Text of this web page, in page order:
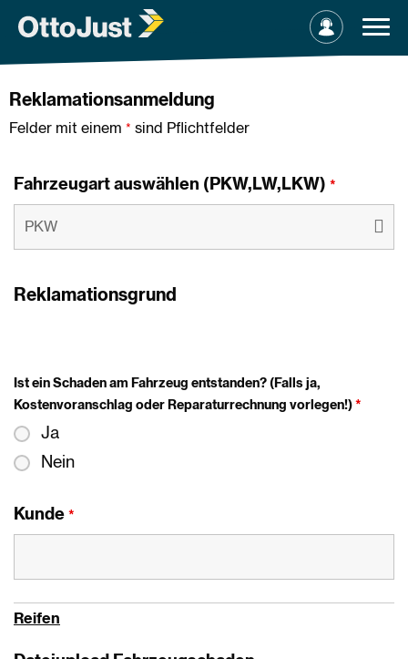
Reklamationsanmeldung
Felder mit einem * sind Pflichtfelder
Fahrzeugart auswählen (PKW,LW,LKW) *
Reklamationsgrund
Ist ein Schaden am Fahrzeug entstanden? (Falls ja,
Kostenvoranschlag oder Reparaturrechnung vorlegen!) *
Ja
Nein
Kunde *
Reifen